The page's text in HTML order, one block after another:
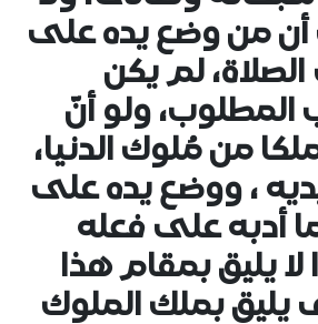
أن من وضع يده على
لم يكن
المطلوب، ولو أنّ
من مُلوك الدنيا،
، ووضع يده على
أدبه على فعله
لا يليق بمقام هذا
يليق بملك الملوك